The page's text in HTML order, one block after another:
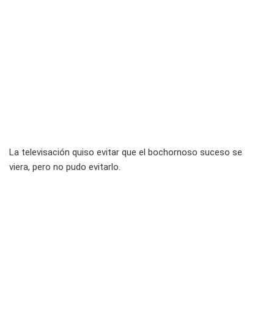
La televisación quiso evitar que el bochornoso suceso se
viera, pero no pudo evitarlo.